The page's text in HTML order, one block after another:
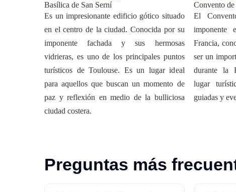
Basílica de San Serní
Es un impresionante edificio gótico situado
en el centro de la ciudad. Conocida por su
imponente fachada y sus hermosas
vidrieras, es uno de los principales puntos
turísticos de Toulouse. Es un lugar ideal
para aquellos que buscan un momento de
paz y reflexión en medio de la bulliciosa
ciudad costera.
Convento de
El
imponente
Francia,
ser un
durante la
lugar
guiadas y
Preguntas más